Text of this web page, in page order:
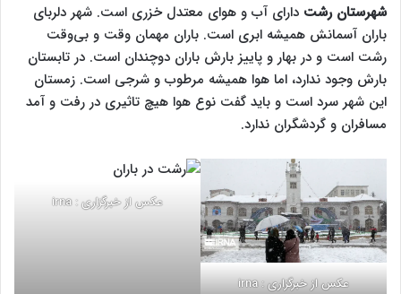
شهرستان رشت دارای آب و هوای معتدل خزری است‌. شهر دلربای
باران آسمانش همیشه ابری است. باران مهمان وقت و بی‌وقت
رشت است و در بهار و پاییز بارش باران دوچندان است. در تابستان
بارش وجود ندارد، اما هوا همیشه مرطوب و شرجی است. زمستان
این شهر سرد است و باید گفت نوع هوا هیچ تاثیری در رفت و آمد
مسافران و گردشگران ندارد.
عکس از خبرگزاری : irna
عکس از خبرگزاری : irna